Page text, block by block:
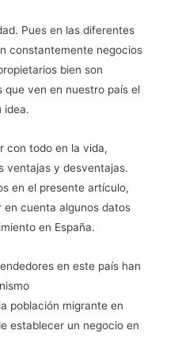
Pues en las diferentes
constantemente negocios
bien son
que ven en nuestro país el
idea.
con todo en la vida,
ventajas y desventajas.
en el presente artículo,
cuenta algunos datos
en España.
en este país han
población migrante en
establecer un negocio en